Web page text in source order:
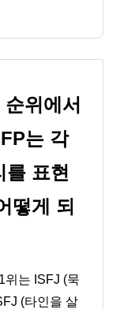
위에서
는 각
를 표현
떻게 되
위는 ISFJ (묵
(타인을 살